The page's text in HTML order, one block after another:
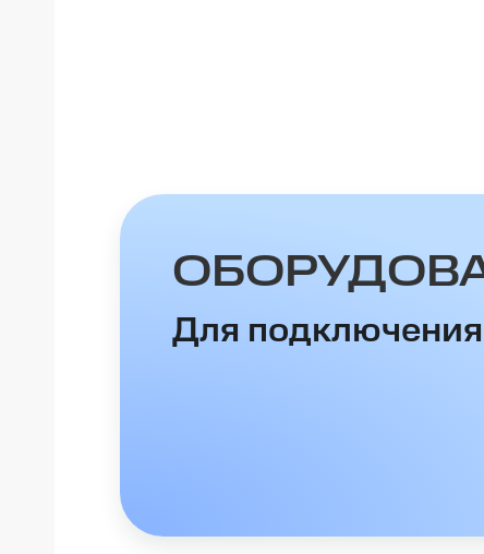
Для